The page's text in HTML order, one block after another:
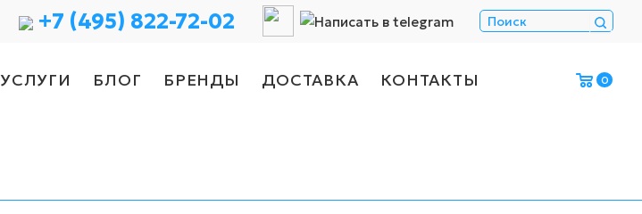
+7 (495) 822-72-02
УСЛУГИ БЛОГ БРЕНДЫ ДОСТАВКА КОНТАКТЫ 0